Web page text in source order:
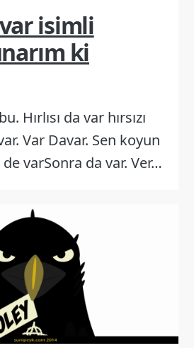
isimli
ki
Hırlısı da var hırsızı
Var Davar. Sen koyun
varSonra da var. Ver…